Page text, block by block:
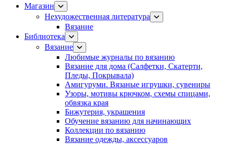
Магазин
Нехудожественная литература
Вязание
Библиотека
Вязание
Любимые журналы по вязанию
Вязание для дома (Салфетки, Скатерти,
Пледы, Покрывала)
Амигуруми. Вязаные игрушки, сувениры
Узоры, мотивы крючком, схемы спицами,
обвязка края
Бижутерия, украшения
Обучение вязанию для начинающих
Коллекции по вязанию
Вязание одежды, аксессуаров